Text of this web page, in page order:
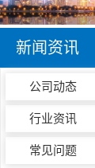
新闻资讯
公司动态
行业资讯
常见问题